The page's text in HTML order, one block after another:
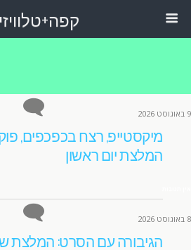
9 באוגוסט 2026
מיקסטייפ, רצח בכפכפים,
המלצת יום ראשון
8 באוגוסט 2026
הגיבורה עם הסרט: המלצת